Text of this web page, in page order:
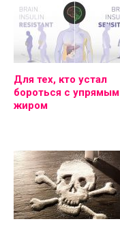
Для тех, кто устал
бороться с упрямым
жиром